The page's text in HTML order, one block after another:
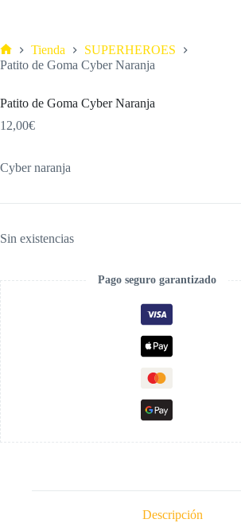
Tienda
SUPERHEROES
Patito de Goma Cyber Naranja
Patito de Goma Cyber Naranja
12,00€
Cyber naranja
Sin existencias
Pago seguro garantizado
Descripción